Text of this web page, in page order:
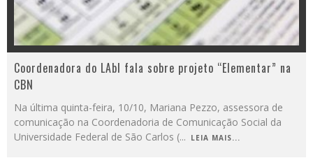
Coordenadora do LAbI fala sobre projeto “Elementar” na
CBN
Na última quinta-feira, 10/10, Mariana Pezzo, assessora de
comunicação na Coordenadoria de Comunicação Social da
Universidade Federal de São Carlos (... LEIA MAIS...